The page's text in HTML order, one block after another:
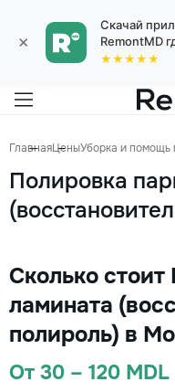
×
Скачай
RemontMD
★★★★★
ГлавнаяЦеныУборка и помощь
Полировка
Сколько
ламината
полироль) в
От 30 – 120